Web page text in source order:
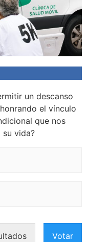
un descanso
el vínculo
que nos
vida?
Votar